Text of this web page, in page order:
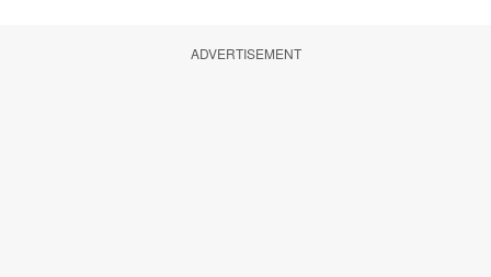
ADVERTISEMENT